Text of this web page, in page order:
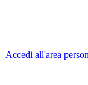
Accedi all'area